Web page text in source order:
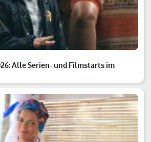
Alle Serien- und Filmstarts im